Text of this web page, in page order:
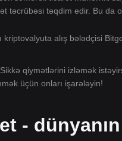
təcrübəsi təqdim edir. Bu da
kriptovalyuta alış bələdçisi
qiymətlərini izləmək
üçün onları işarələyin!
-